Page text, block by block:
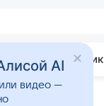
Учебник
AI
видео —